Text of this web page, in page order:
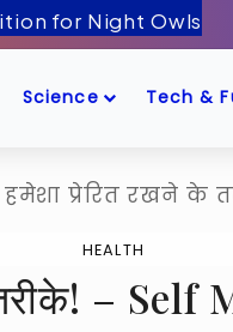
2 Mission Launch
Science Tech &
प्रेरित रखने के
HEALTH
–